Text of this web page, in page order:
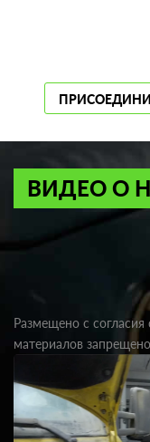
ВИДЕО О
Размещено с
материалов